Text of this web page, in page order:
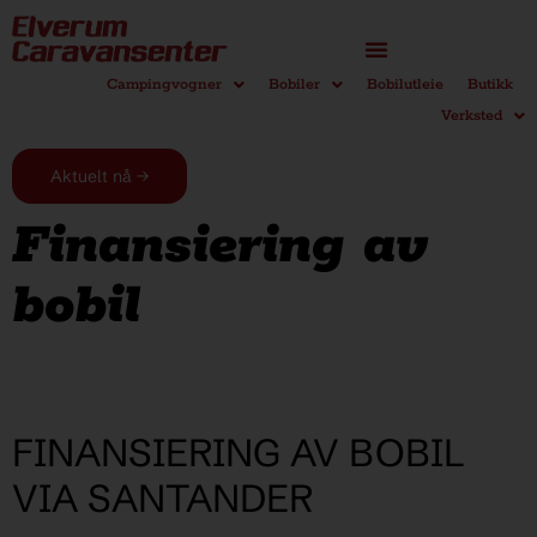
Campingvogner Bobiler Bobilutleie
Butikk
Verksted
Aktuelt nå →
Finansiering av
bobil
FINANSIERING AV BOBIL
VIA SANTANDER